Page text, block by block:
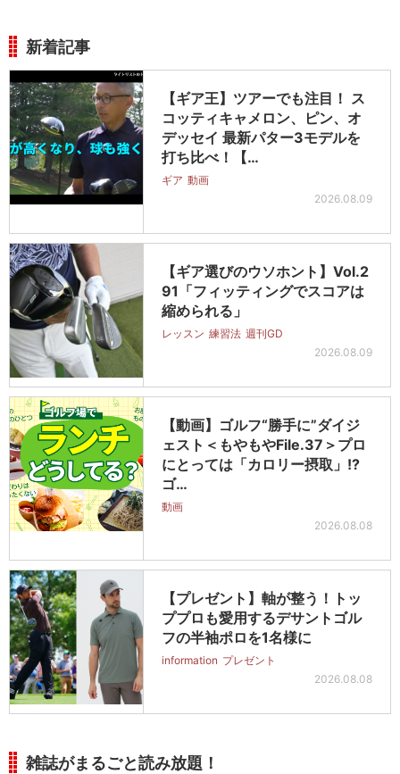
新着記事
【ギア王】ツアーでも注目！ ス
コッティキャメロン、ピン、オ
デッセイ 最新パター3モデルを
打ち比べ！【…
ギア 動画
2026.08.09
【ギア選びのウソホント】Vol.2
91「フィッティングでスコアは
縮められる」
レッスン 練習法 週刊GD
2026.08.09
【動画】ゴルフ“勝手に”ダイジ
ェスト＜もやもやFile.37＞プロ
にとっては「カロリー摂取」!?
ゴ…
動画
2026.08.08
【プレゼント】軸が整う！トッ
ププロも愛用するデサントゴル
フの半袖ポロを1名様に
information プレゼント
2026.08.08
雑誌がまるごと読み放題！